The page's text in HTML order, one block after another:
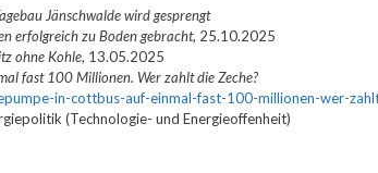
Jänschwalde wird gesprengt
erfolgreich zu Boden gebracht, 25.10.2025
ohne Kohle, 13.05.2025
fast 100 Millionen. Wer zahlt die Zeche?
in-cottbus-auf-einmal-fast-100-millionen-wer-
(Technologie- und Energieoffenheit)